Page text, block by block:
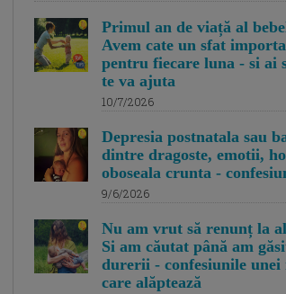
Primul an de viață al
Avem cate un sfat
pentru fiecare luna - si ai
te va ajuta
10/7/2026
Depresia postnatala sau
dintre dragoste, emotii,
oboseala crunta -
9/6/2026
Nu am vrut să renunț la
Si am căutat până am
durerii - confesiunile unei
care alăptează